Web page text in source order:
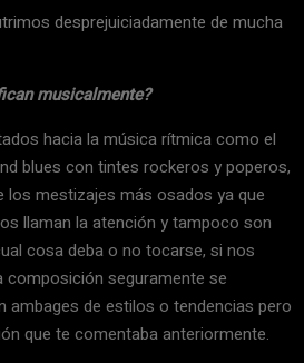
desprejuiciadamente de mucha
musicalmente?
hacia la música rítmica como el
blues con tintes rockeros y poperos,
los mestizajes más osados ya que
llaman la atención y tampoco son
cosa deba o no tocarse, si nos
composición seguramente se
ambages de estilos o tendencias pero
que te comentaba anteriormente.